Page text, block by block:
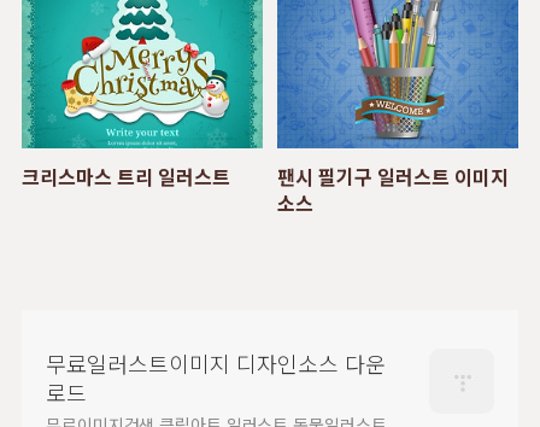
크리스마스 트리 일러스트
팬시 필기구 일러스트 이미지
소스
무료일러스트이미지 디자인소스 다운
로드